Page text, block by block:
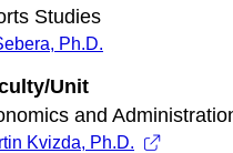
Studies
Ph.D.
Unit
and
Kvizda, Ph.D.